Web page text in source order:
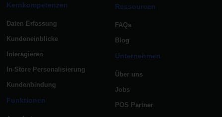
Kernkompetenzen
Daten Erfassung
Kundeneinblicke
Interagieren
In-Store Personalisierung
Kundenbindung
Funktionen
Ressourcen
FAQs
Blog
Unternehmen
Über uns
Jobs
POS Partner